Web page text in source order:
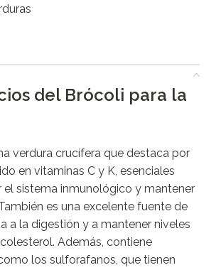
del Brócoli para la
verdura crucífera que destaca por
en vitaminas C y K, esenciales
el sistema inmunológico y mantener
es una excelente fuente de
a la digestión y a mantener niveles
Además, contiene
los sulforafanos, que tienen